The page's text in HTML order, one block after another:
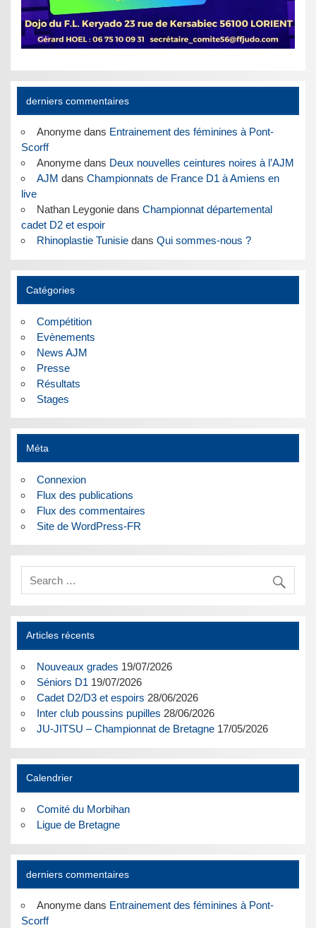
derniers commentaires
Anonymedans Entrainement des féminines à Pont-
Scorff
Anonymedans Deux nouvelles ceintures noires à l’AJM
AJM dans Championnats de France D1 à Amiens en
live
Nathan Leygoniedans Championnat départemental
cadet D2 et espoir
Rhinoplastie Tunisiedans Qui sommes-nous ?
Catégories
Compétition
Evènements
News AJM
Presse
Résultats
Stages
Méta
Connexion
Flux des publications
Flux des commentaires
Site de WordPress-FR
Articles récents
Nouveaux grades 19/07/2026
Séniors D1 19/07/2026
Cadet D2/D3 et espoirs 28/06/2026
Inter club poussins pupilles 28/06/2026
JU-JITSU – Championnat de Bretagne 17/05/2026
Calendrier
Comité du Morbihan
Ligue de Bretagne
derniers commentaires
Anonymedans Entrainement des féminines à Pont-
Scorff